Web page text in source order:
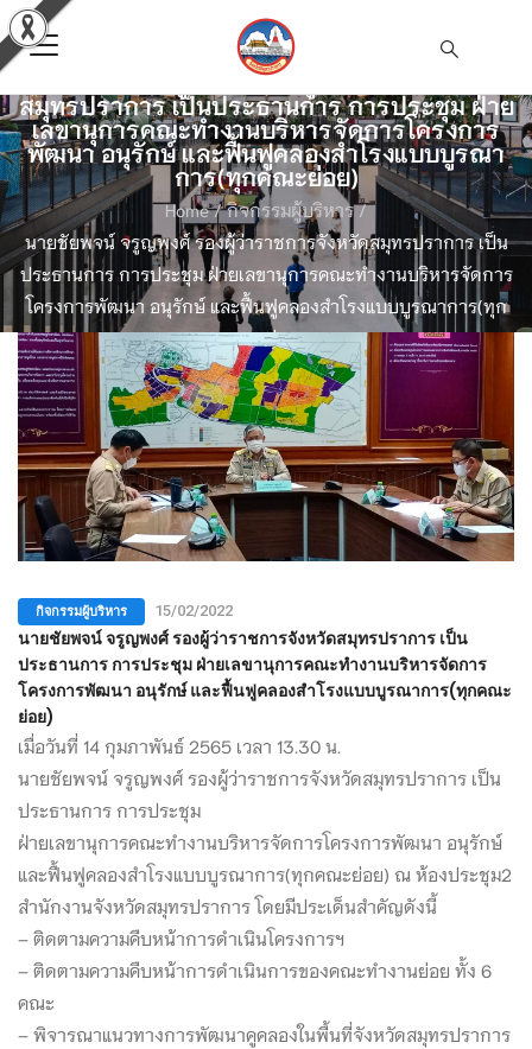
นายชัยพจน์ จรูญพงศ์ รองผู้ว่าราชการจังหวัด
สมุทรปราการ เป็นประธานการ การประชุม ฝ่าย
เลขานุการคณะทำงานบริหารจัดการโครงการ
พัฒนา อนุรักษ์ และฟื้นฟูคลองสำโรงแบบบูรณา
การ(ทุกคณะย่อย)
Home/ กิจกรรมผู้บริหาร/
นายชัยพจน์ จรูญพงศ์ รองผู้ว่าราชการจังหวัดสมุทรปราการ เป็น
ประธานการ การประชุม ฝ่ายเลขานุการคณะทำงานบริหารจัดการ
โครงการพัฒนา อนุรักษ์ และฟื้นฟูคลองสำโรงแบบบูรณาการ(ทุก
คณะย่อย)
กิจกรรมผู้บริหาร 15/02/2022
นายชัยพจน์ จรูญพงศ์ รองผู้ว่าราชการจังหวัดสมุทรปราการ เป็น
ประธานการ การประชุม ฝ่ายเลขานุการคณะทำงานบริหารจัดการ
โครงการพัฒนา อนุรักษ์ และฟื้นฟูคลองสำโรงแบบบูรณาการ(ทุกคณะ
ย่อย)
เมื่อวันที่ 14 กุมภาพันธ์ 2565 เวลา 13.30 น.
นายชัยพจน์ จรูญพงศ์ รองผู้ว่าราชการจังหวัดสมุทรปราการ เป็น
ประธานการ การประชุม
ฝ่ายเลขานุการคณะทำงานบริหารจัดการโครงการพัฒนา อนุรักษ์
และฟื้นฟูคลองสำโรงแบบบูรณาการ(ทุกคณะย่อย) ณ ห้องประชุม2
สำนักงานจังหวัดสมุทรปราการ โดยมีประเด็นสำคัญดังนี้
– ติดตามความคืบหน้าการดำเนินโครงการฯ
– ติดตามความคืบหน้าการดำเนินการของคณะทำงานย่อย ทั้ง 6
คณะ
– พิจารณาแนวทางการพัฒนาคูคลองในพื้นที่จังหวัดสมุทรปราการ